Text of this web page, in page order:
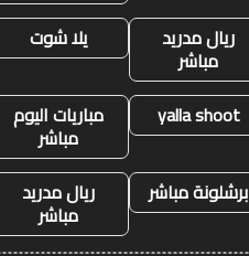
ريال مدريد
مباشر
يلا شوت
yalla shoot مباريات اليوم
مباشر
برشلونة مباشر
ريال مدريد
مباشر